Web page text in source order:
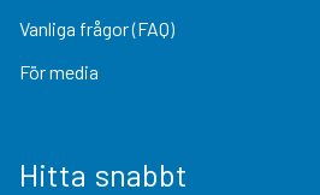
Vanliga frågor (FAQ)
För media
Hitta snabbt